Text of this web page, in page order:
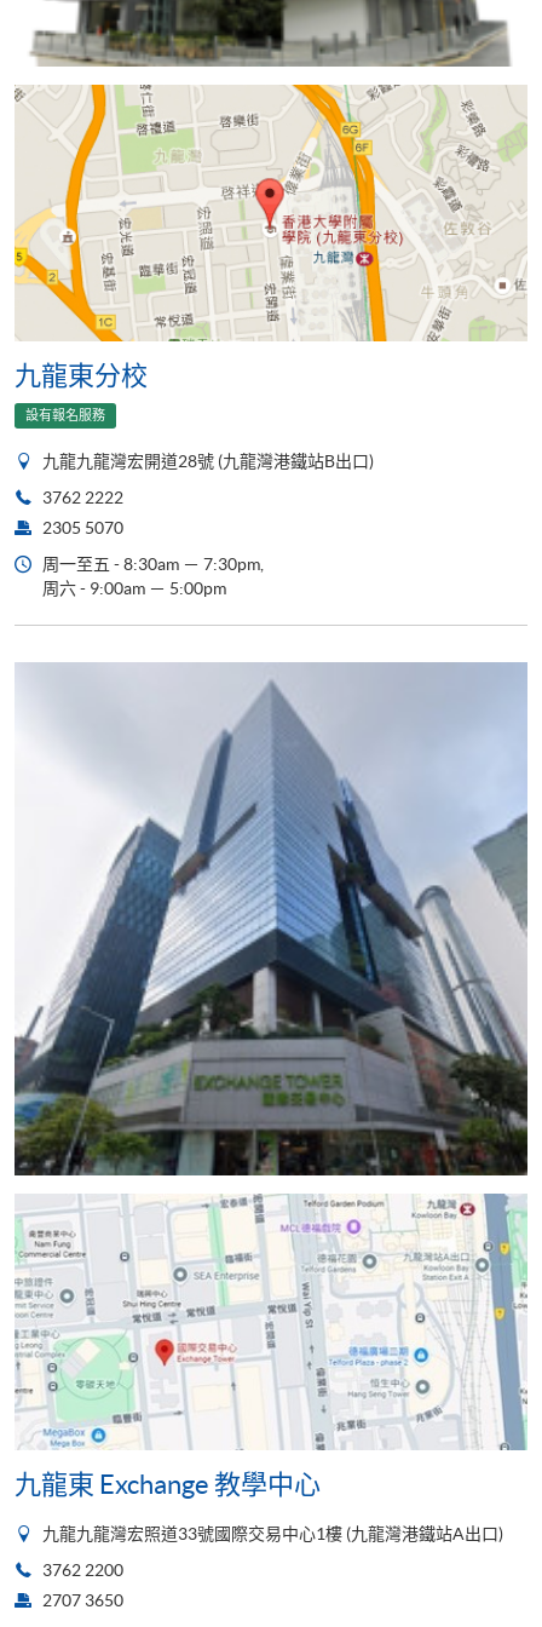
九龍東分校
設有報名服務
九龍九龍灣宏開道28號 (九龍灣港鐵站B出口)
3762 2222
2305 5070
周一至五 - 8:30am － 7:30pm,
周六 - 9:00am － 5:00pm
九龍東 Exchange 教學中心
九龍九龍灣宏照道33號國際交易中心1樓 (九龍灣港鐵站A出口)
3762 2200
2707 3650